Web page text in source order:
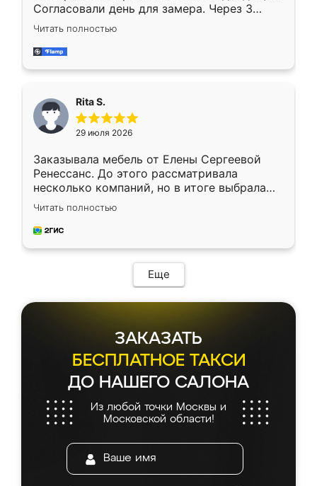
Согласовали день для замера. Через 3
недели кухня была уже готова. Остались
довольны работой. Спасибо Ренессанс
мебель за качественную работу!
Читать полностью
Rita S.
29 июля 2026
Заказывала мебель от Елены Сергеевой
Ренессанс. До этого рассматривала
несколько компаний, но в итоге выбрала
эту. Сначала обговорили условия, потом
приехал замерщик, всё спокойно объяснил
и снял размеры. Изготовили в срок, с
мебель сразу встала на свое место без
каких-либо доработок. Качеством осталась
довольна, все выглядит так, как и ожидала.
Читать полностью
Еще
ЗАКАЗАТЬ
БЕСПЛАТНОЕ ТАКСИ
ДО НАШЕГО САЛОНА
Из любой точки Москвы и
Московской области!